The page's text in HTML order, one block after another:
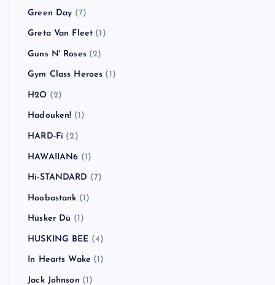
Green Day (7)
Greta Van Fleet (1)
Guns N' Roses(2)
Gym Class Heroes (1)
H2O (2)
Hadouken! (1)
HARD-Fi (2)
HAWAIIAN6 (1)
Hi-STANDARD (7)
Hoobastank (1)
Hüsker Dü (1)
HUSKING BEE (4)
In Hearts Wake (1)
Jack Johnson (1)